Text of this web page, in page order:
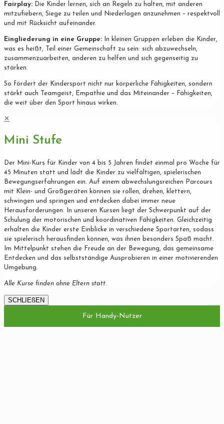
Fairplay: Die Kinder lernen, sich an Regeln zu halten, mit anderen
mitzufiebern, Siege zu teilen und Niederlagen anzunehmen – respektvoll
und mit Rücksicht aufeinander.
Eingliederung in eine Gruppe: In kleinen Gruppen erleben die Kinder,
was es heißt, Teil einer Gemeinschaft zu sein: sich abzuwechseln,
zusammenzuarbeiten, anderen zu helfen und sich gegenseitig zu
stärken.
So fördert der Kindersport nicht nur körperliche Fähigkeiten, sondern
stärkt auch Teamgeist, Empathie und das Miteinander – Fähigkeiten,
die weit über den Sport hinaus wirken.
✕
Mini Stufe
Der Mini-Kurs für Kinder von 4 bis 5 Jahren findet einmal pro Woche für
45 Minuten statt und lädt die Kinder zu vielfältigen, spielerischen
Bewegungserfahrungen ein. Auf einem abwechslungsreichen Parcours
mit Klein- und Großgeräten können sie rollen, drehen, klettern,
schwingen und springen und entdecken dabei immer neue
Herausforderungen. In unseren Kursen liegt der Schwerpunkt auf der
Schulung der motorischen und koordinativen Fähigkeiten. Gleichzeitig
erhalten die Kinder erste Einblicke in verschiedene Sportarten, sodass
sie spielerisch herausfinden können, was ihnen besonders Spaß macht.
Im Mittelpunkt stehen die Freude an der Bewegung, das gemeinsame
Entdecken und das selbstständige Ausprobieren in einer motivierenden
Umgebung.
Alle Kurse finden ohne Eltern statt.
SCHLIEßEN
Für Handy-Nutzer